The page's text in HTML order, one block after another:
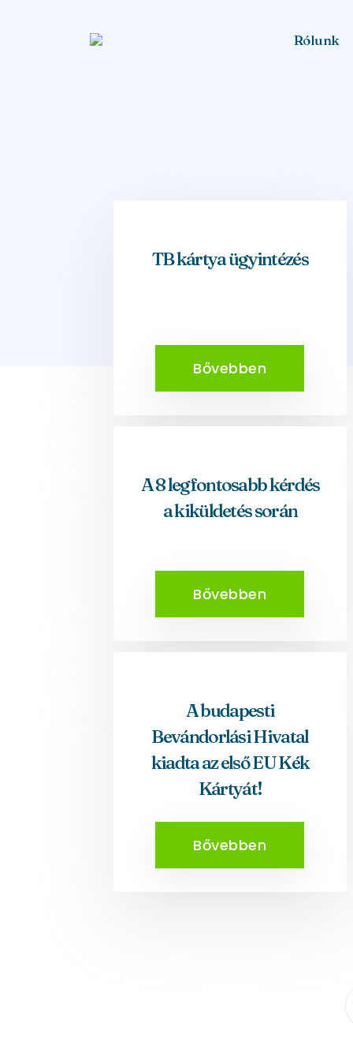
Rólunk
TB kártya ügyintézés
Bővebben
A 8 legfontosabb kérdés
a kiküldetés során
Bővebben
A budapesti
Bevándorlási Hivatal
kiadta az első EU Kék
Kártyát!
Bővebben